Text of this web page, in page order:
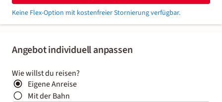
Angebot individuell anpassen
Wie willst du reisen?
Eigene Anreise
Mit der Bahn
Keine Flex-Option mit kostenfreier Stornierung verfügbar.